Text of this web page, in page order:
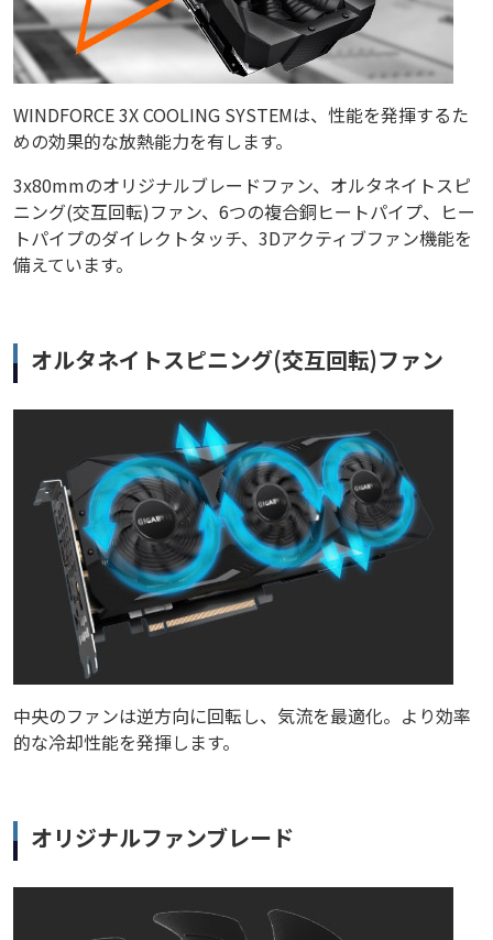
WINDFORCE 3X COOLING SYSTEMは、性能を発揮するた
めの効果的な放熱能力を有します。
3x80mmのオリジナルブレードファン、オルタネイトスピ
ニング(交互回転)ファン、6つの複合銅ヒートパイプ、ヒー
トパイプのダイレクトタッチ、3Dアクティブファン機能を
備えています。
オルタネイトスピニング(交互回転)ファン
中央のファンは逆方向に回転し、気流を最適化。より効率
的な冷却性能を発揮します。
オリジナルファンブレード